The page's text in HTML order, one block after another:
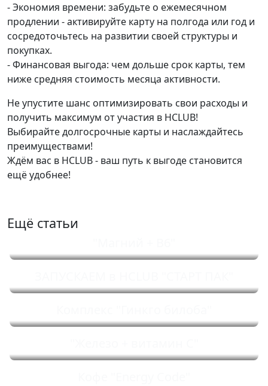
- Экономия времени: забудьте о ежемесячном
продлении - активируйте карту на полгода или год и
сосредоточьтесь на развитии своей структуры и
покупках.
- Финансовая выгода: чем дольше срок карты, тем
ниже средняя стоимость месяца активности.
Не упустите шанс оптимизировать свои расходы и
получить максимум от участия в HCLUB!
Выбирайте долгосрочные карты и наслаждайтесь
преимуществами!
Ждём вас в HCLUB - ваш путь к выгоде становится
ещё удобнее!
Ещё статьи